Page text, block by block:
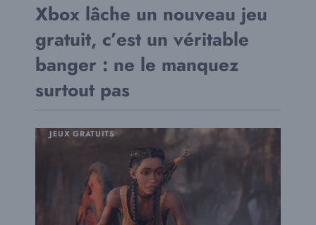
Xbox lâche un nouveau jeu
gratuit, c’est un véritable
banger : ne le manquez
surtout pas
JEUX GRATUITS